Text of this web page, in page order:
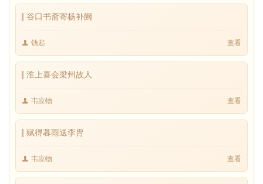
谷口书斋寄杨补阙
钱起 查看
淮上喜会梁州故人
韦应物 查看
赋得暮雨送李胄
韦应物 查看